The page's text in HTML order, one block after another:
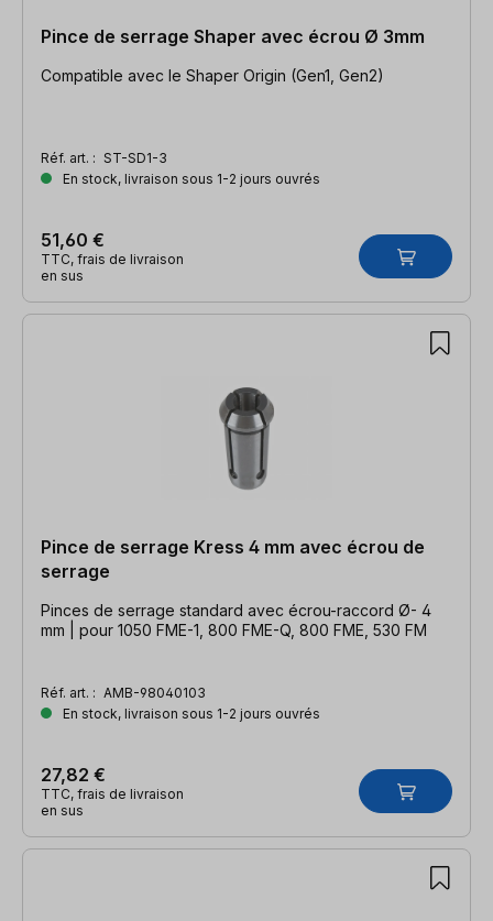
Pince de serrage Shaper avec écrou Ø 3mm
Compatible avec le Shaper Origin (Gen1, Gen2)
Réf. art. : ST-SD1-3
En stock, livraison sous 1-2 jours ouvrés
51,60 €
TTC, frais de livraison
en sus
Pince de serrage Kress 4 mm avec écrou de
serrage
Pinces de serrage standard avec écrou-raccord Ø- 4
mm | pour 1050 FME-1, 800 FME-Q, 800 FME, 530 FM
Réf. art. : AMB-98040103
En stock, livraison sous 1-2 jours ouvrés
27,82 €
TTC, frais de livraison
en sus